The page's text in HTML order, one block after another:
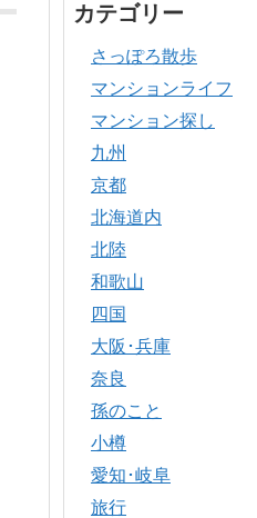
カテゴリー
さっぽろ散歩
マンションライフ
マンション探し
九州
京都
北海道内
北陸
和歌山
四国
大阪･兵庫
奈良
孫のこと
小樽
愛知･岐阜
旅行